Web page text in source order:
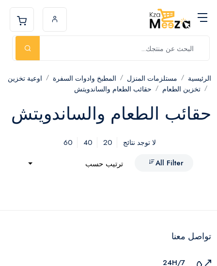
الرئيسية مستلزمات المنزل المطبخ وادوات السفرة
اوعية تخزين
تخزين الطعام
حقائب الطعام والساندويتش
حقائب الطعام والساندويتش
لا توجد نتائج 20
40
60
All Filter
ترتيب حسب
تواصل معنا
24H/7